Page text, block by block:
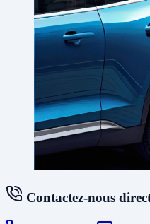
Contactez-nous